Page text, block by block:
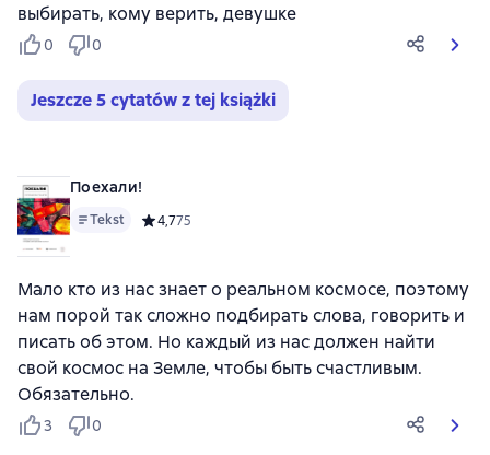
выбирать, кому верить, девушке
0 0
Jeszcze 5 cytatów z tej książki
Поехали!
Tekst Средний рейтинг 4,7 на основе 75 оценок
4,775
Мало кто из нас знает о реальном космосе, поэтому
нам порой так сложно подбирать слова, говорить и
писать об этом. Но каждый из нас должен найти
свой космос на Земле, чтобы быть счастливым.
Обязательно.
3 0